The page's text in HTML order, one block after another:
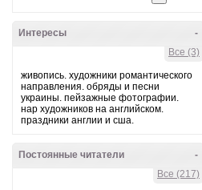
-
Интересы
Все (3)
живопись. художники романтического
направления. обряды и песни
украины. пейзажные фотографии.
нар художников на английском.
праздники англии и сша.
-
Постоянные читатели
Все (217)